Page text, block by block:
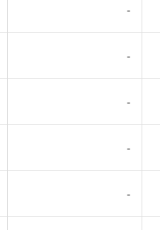
-
-
-
-
-